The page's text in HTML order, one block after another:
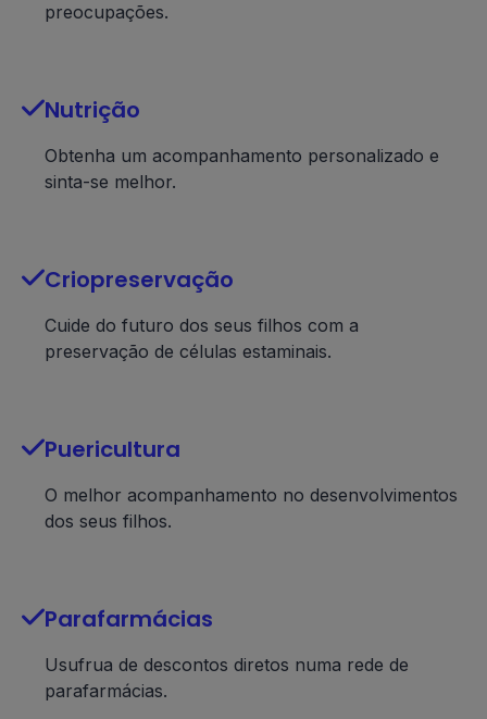
preocupações.
Nutrição
Obtenha um acompanhamento personalizado e
sinta-se melhor.
Criopreservação
Cuide do futuro dos seus filhos com a
preservação de células estaminais.
Puericultura
O melhor acompanhamento no desenvolvimentos
dos seus filhos.
Parafarmácias
Usufrua de descontos diretos numa rede de
parafarmácias.